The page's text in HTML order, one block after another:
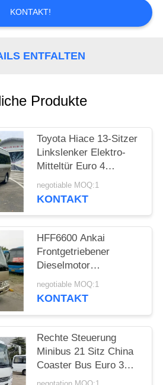
KONTAKT!
ENTFALTEN
Produkte
Toyota Hiace 13-Sitzer
Linkslenker Elektro-
Mitteltür Euro 4
Standard Champagner
Gold Minibus
negotiable MOQ:1
KONTAKT
HFF6600 Ankai
Frontgetriebener
Dieselmotor
Linkslenker Eintürer
mittlerer Bus
negotiable MOQ:1
KONTAKT
Rechte Steuerung
Minibus 21 Sitz China
Coaster Bus Euro 3
Dieselmotor 3000cc